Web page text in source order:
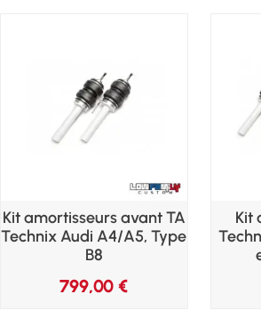
Kit amortisseurs avant TA
Technix Audi A4/A5, Type
B8
799,00€
Kit